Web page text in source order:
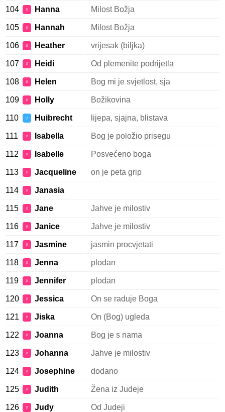
104 ♀ Hanna Milost Božja
105 ♀ Hannah Milost Božja
106 ♀ Heather vrijesak (biljka)
107 ♀ Heidi Od plemenite podrijetla
108 ♀ Helen Bog mi je svjetlost, sja
109 ♀ Holly Božikovina
110 ♂ Huibrecht lijepa, sjajna, blistava
111 ♀ Isabella Bog je položio prisegu
112 ♀ Isabelle Posvećeno boga
113 ♀ Jacqueline on je peta grip
114 ♀ Janasia
115 ♀ Jane Jahve je milostiv
116 ♀ Janice Jahve je milostiv
117 ♀ Jasmine jasmin procvjetati
118 ♀ Jenna plodan
119 ♀ Jennifer plodan
120 ♀ Jessica On se raduje Boga
121 ♀ Jiska On (Bog) ugleda
122 ♀ Joanna Bog je s nama
123 ♀ Johanna Jahve je milostiv
124 ♀ Josephine dodano
125 ♀ Judith Žena iz Judeje
126 ♀ Judy Od Judeji